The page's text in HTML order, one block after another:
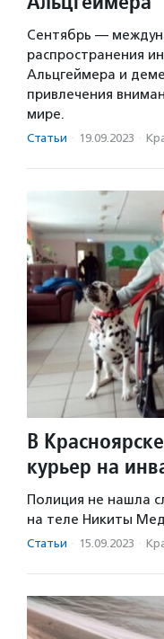
Сентябрь —
распространения
Альцгеймера и
привлечения
мире.
Статьи · 19.09.2023 ·
В
курьер на
Полиция не нашла
на теле Никиты
Статьи · 15.09.2023 ·